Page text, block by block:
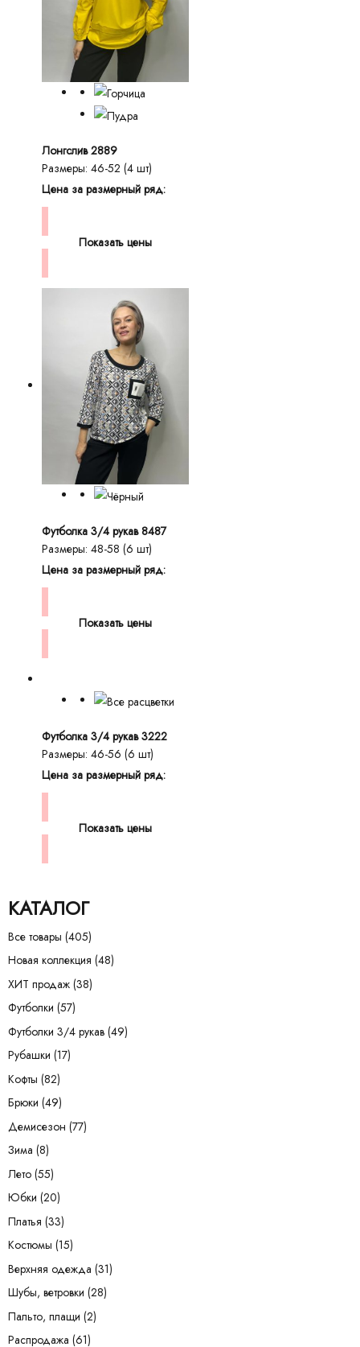
КАТАЛОГ
Все товары (405)
Новая коллекция (48)
ХИТ продаж (38)
Футболки (57)
Футболки 3/4 рукав (49)
Рубашки (17)
Кофты (82)
Брюки (49)
Демисезон (77)
Зима (8)
Лето (55)
Юбки (20)
Платья (33)
Костюмы (15)
Верхняя одежда (31)
Шубы, ветровки (28)
Пальто, плащи (2)
Распродажа (61)
Лонгслив 2889
Размеры: 46-52 (4 шт)
Цена за размерный ряд:
Показать цены
Футболка 3/4 рукав 8487
Размеры: 48-58 (6 шт)
Цена за размерный ряд:
Показать цены
Футболка 3/4 рукав 3222
Размеры: 46-56 (6 шт)
Цена за размерный ряд:
Показать цены